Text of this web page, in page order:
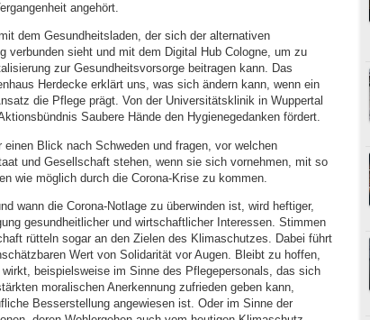
angehört.
dem Gesundheitsladen, der sich der alternativen
verbunden sieht und mit dem Digital Hub Cologne, um zu
zur Gesundheitsvorsorge beitragen kann. Das
Herdecke erklärt uns, was sich ändern kann, wenn ein
die Pflege prägt. Von der Universitätsklinik in Wuppertal
Saubere Hände den Hygienegedanken fördert.
Blick nach Schweden und fragen, vor welchen
und Gesellschaft stehen, wenn sie sich vornehmen, mit so
wie möglich durch die Corona-Krise zu kommen.
wann die Corona-Notlage zu überwinden ist, wird heftiger,
gesundheitlicher und wirtschaftlicher Interessen. Stimmen
rütteln sogar an den Zielen des Klimaschutzes. Dabei führt
Wert von Solidarität vor Augen. Bleibt zu hoffen,
beispielsweise im Sinne des Pflegepersonals, das sich
moralischen Anerkennung zufrieden geben kann,
Besserstellung angewiesen ist. Oder im Sinne der